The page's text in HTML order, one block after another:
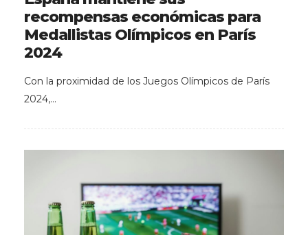
recompensas económicas para
Medallistas Olímpicos en París
2024
Con la proximidad de los Juegos Olímpicos de París
2024,…